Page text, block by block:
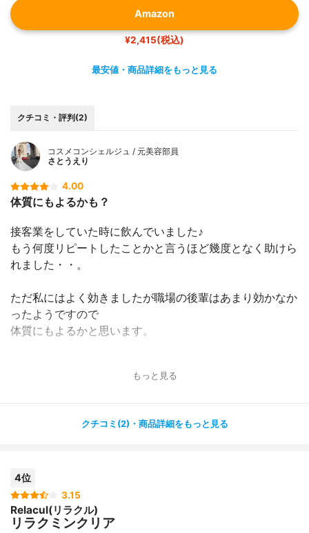
Amazon
¥2,415(税込)
最安値・商品詳細をもっと見る
クチコミ・評判(2)
コスメコンシェルジュ / 元美容部員
さとうえり
4.00
体質にもよるかも？
接客業をしていた時に飲んでいました♪
もう何度リピートしたことかと言うほど幾度となく助けら
れました・・。
ただ私にはよく効きましたが職場の後輩はあまり効かなか
ったようですので
体質にもよるかと思います。
もっと見る
クチコミ(2)・商品詳細をもっと見る
4位
3.15
Relacul(リラクル)
リラクミンクリア